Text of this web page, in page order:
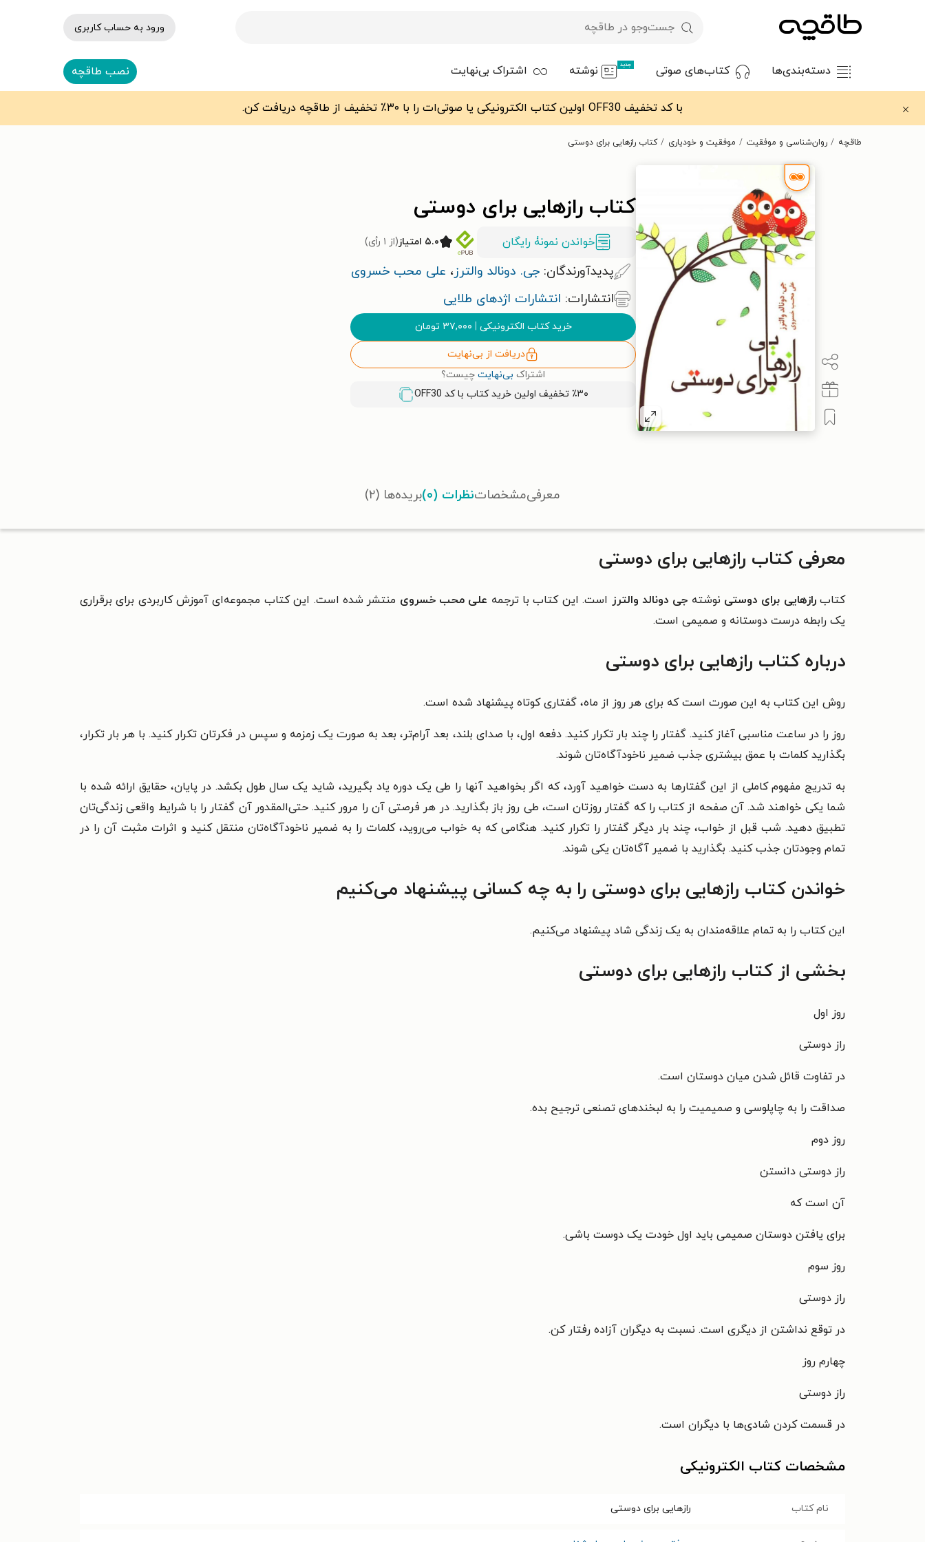
ورود به حساب کاربری
دسته‌بندی‌ها کتاب‌های صوتی جدید نوشته اشتراک بی‌نهایت نصب طاقچه
با کد تخفیف OFF30 اولین کتاب الکترونیکی یا صوتی‌ات را با ۳۰٪ تخفیف از طاقچه دریافت کن.
طاقچه روان‌شناسی و موفقیت موفقیت و خودیاری کتاب رازهایی برای دوستی
کتاب رازهایی برای دوستی
خواندن نمونۀ رایگان ۵.۰ امتیاز (از ۱ رأی)
پدیدآورندگان: جی. دونالد والترز، علی محب خسروی
انتشارات: انتشارات اژدهای طلایی
خرید کتاب الکترونیکی | ۳۷,۰۰۰ تومان
دریافت از بی‌نهایت
اشتراک بی‌نهایت چیست؟
٪۳۰ تخفیف اولین خرید کتاب با کد
OFF30
معرفیمشخصاتنظرات (۰) بریده‌ها (۲)
معرفی کتاب رازهایی برای دوستی
کتابرازهایی برای دوستی نوشته جی دونالد والترز است. این کتاب با ترجمه علی محب خسروی منتشر شده است. این کتاب مجموعه‌ای آموزش کاربردی برای برقراری
یک رابطه درست دوستانه و صمیمی است.
درباره کتاب رازهایی برای دوستی
روش این کتاب به این صورت است که برای هر روز از ماه، گفتاری کوتاه پیشنهاد شده است.
روز را در ساعت مناسبی آغاز کنید. گفتار را چند بار تکرار کنید. دفعه اول، با صدای بلند، بعد آرام‌تر، بعد به صورت یک زمزمه و سپس در فکرتان تکرار کنید. با هر بار تکرار،
بگذارید کلمات با عمق بیشتری جذب ضمیر ناخودآگاه‌تان شوند.
به تدریج مفهوم کاملی از این گفتارها به دست خواهید آورد، که اگر بخواهید آنها را طی یک دوره یاد بگیرید، شاید یک سال طول بکشد. در پایان، حقایق ارائه شده با
شما یکی خواهند شد. آن صفحه از کتاب را که گفتار روزتان است، طی روز باز بگذارید. در هر فرصتی آن را مرور کنید. حتی‌المقدور آن گفتار را با شرایط واقعی زندگی‌تان
تطبیق دهید. شب قبل از خواب، چند بار دیگر گفتار را تکرار کنید. هنگامی که به خواب می‌روید، کلمات را به ضمیر ناخودآگاه‌تان منتقل کنید و اثرات مثبت آن را در
تمام وجودتان جذب کنید. بگذارید با ضمیر آگاه‌تان یکی شوند.
خواندن کتاب رازهایی برای دوستی را به چه کسانی پیشنهاد می‌کنیم
این کتاب را به تمام علاقه‌مندان به یک زندگی شاد پیشنهاد می‌کنیم.
بخشی از کتاب رازهایی برای دوستی
روز اول
راز دوستی
در تفاوت قائل شدن میان دوستان است.
صداقت را به چاپلوسی و صمیمیت را به لبخندهای تصنعی ترجیح بده.
روز دوم
راز دوستی دانستن
آن است که
برای یافتن دوستان صمیمی باید اول خودت یک دوست باشی.
روز سوم
راز دوستی
در توقع نداشتن از دیگری است. نسبت به دیگران آزاده رفتار کن.
چهارم روز
راز دوستی
در قسمت کردن شادی‌ها با دیگران است.
مشخصات کتاب الکترونیکی
نام کتاب رازهایی برای دوستی